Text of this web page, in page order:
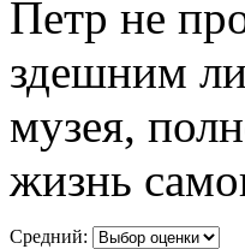
Петр не
здешним
музея,
жизнь
Средний: